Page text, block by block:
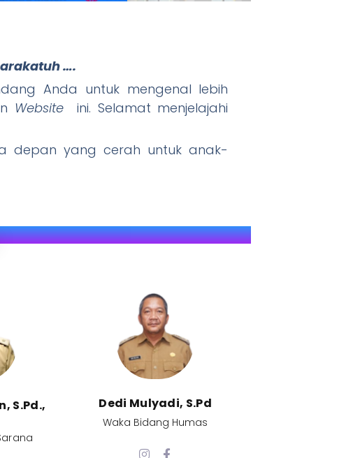
….
Anda untuk mengenal lebih
Website ini. Selamat menjelajahi
depan yang cerah untuk anak-
S.Pd.,
Dedi Mulyadi, S.Pd​
Waka Bidang Humas